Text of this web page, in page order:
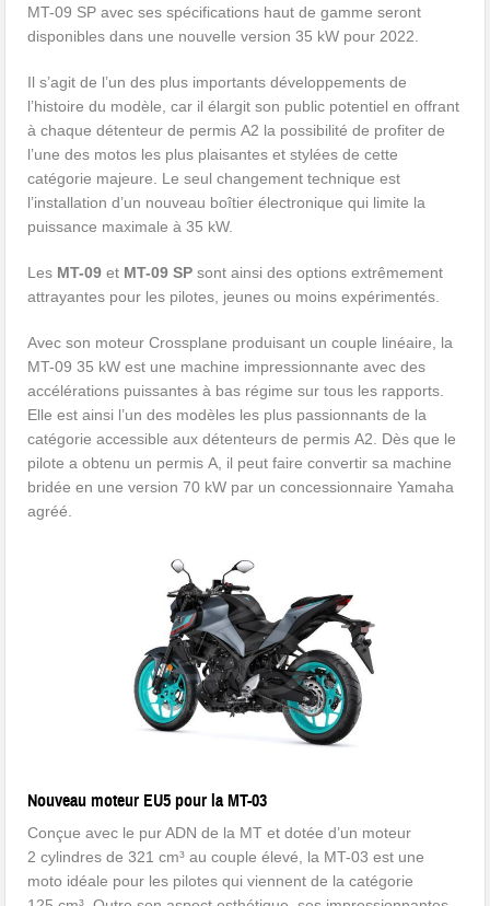
MT-09 SP avec ses spécifications haut de gamme seront
disponibles dans une nouvelle version 35 kW pour 2022.
Il s’agit de l’un des plus importants développements de
l’histoire du modèle, car il élargit son public potentiel en offrant
à chaque détenteur de permis A2 la possibilité de profiter de
l’une des motos les plus plaisantes et stylées de cette
catégorie majeure. Le seul changement technique est
l’installation d’un nouveau boîtier électronique qui limite la
puissance maximale à 35 kW.
Les MT-09 et MT-09 SP sont ainsi des options extrêmement
attrayantes pour les pilotes, jeunes ou moins expérimentés.
Avec son moteur Crossplane produisant un couple linéaire, la
MT-09 35 kW est une machine impressionnante avec des
accélérations puissantes à bas régime sur tous les rapports.
Elle est ainsi l’un des modèles les plus passionnants de la
catégorie accessible aux détenteurs de permis A2. Dès que le
pilote a obtenu un permis A, il peut faire convertir sa machine
bridée en une version 70 kW par un concessionnaire Yamaha
agréé.
Nouveau moteur EU5 pour la MT-03
Conçue avec le pur ADN de la MT et dotée d’un moteur
2 cylindres de 321 cm³ au couple élevé, la MT-03 est une
moto idéale pour les pilotes qui viennent de la catégorie